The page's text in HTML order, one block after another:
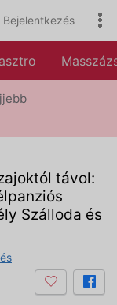
Bejelentkezés
távol:
Szálloda és